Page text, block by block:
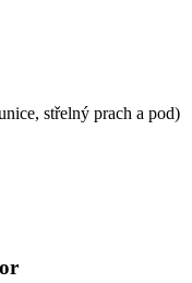
střelný prach a pod)